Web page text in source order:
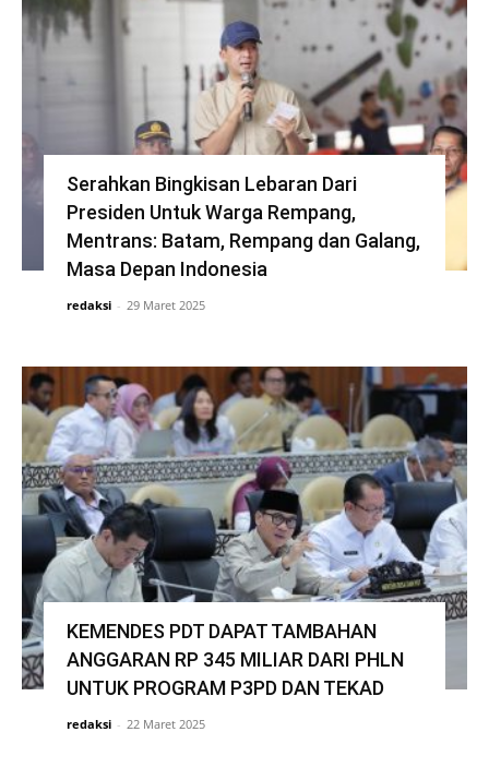
Serahkan Bingkisan Lebaran Dari
Presiden Untuk Warga Rempang,
Mentrans: Batam, Rempang dan Galang,
Masa Depan Indonesia
redaksi - 29 Maret 2025
KEMENDES PDT DAPAT TAMBAHAN
ANGGARAN RP 345 MILIAR DARI PHLN
UNTUK PROGRAM P3PD DAN TEKAD
redaksi - 22 Maret 2025